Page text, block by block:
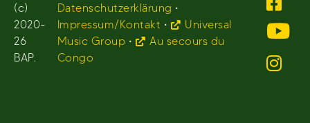
(c)
2020-
26
BAP.
Datenschutzerklärung •
Impressum/Kontakt •
Universal
Music Group •
Au secours du
Congo